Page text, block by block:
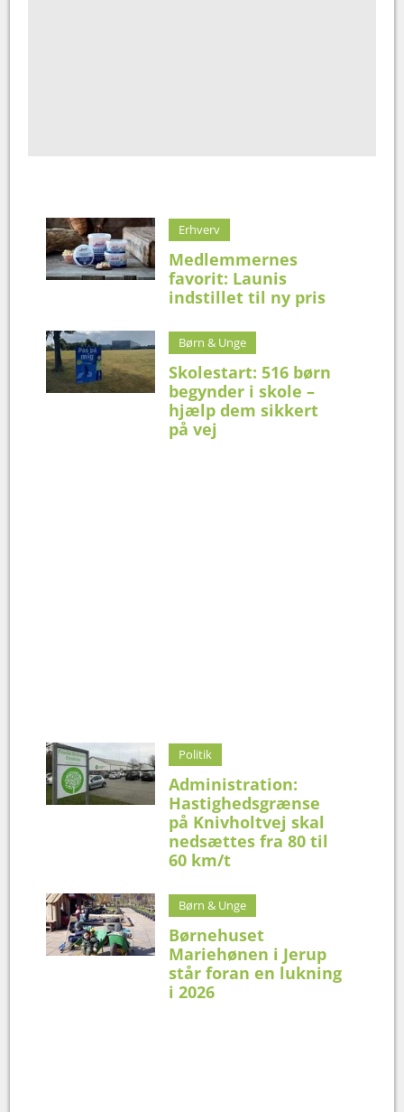
Erhverv
Medlemmernes
favorit: Launis
indstillet til ny pris
Børn & Unge
Skolestart: 516 børn
begynder i skole –
hjælp dem sikkert
på vej
Politik
Administration:
Hastighedsgrænse
på Knivholtvej skal
nedsættes fra 80 til
60 km/t
Børn & Unge
Børnehuset
Mariehønen i Jerup
står foran en lukning
i 2026